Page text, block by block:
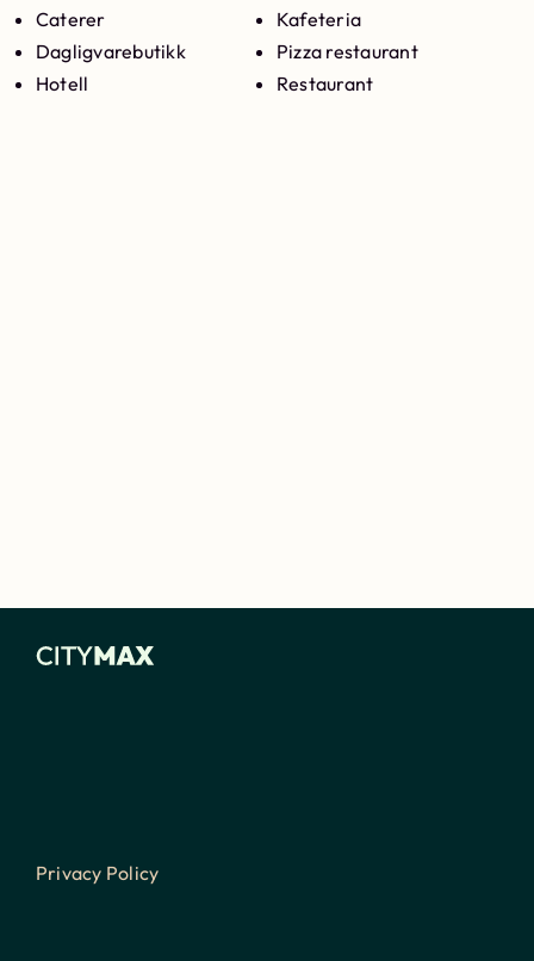
Caterer
Dagligvarebutikk
Hotell
Kafeteria
Pizza restaurant
Restaurant
Privacy Policy